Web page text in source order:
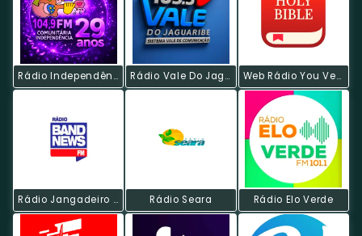
Rádio Independência FM Rádio Vale Do Jaguaribe Web Rádio You Version
Rádio Jangadeiro BandNews FM Rádio Seara Rádio Elo Verde